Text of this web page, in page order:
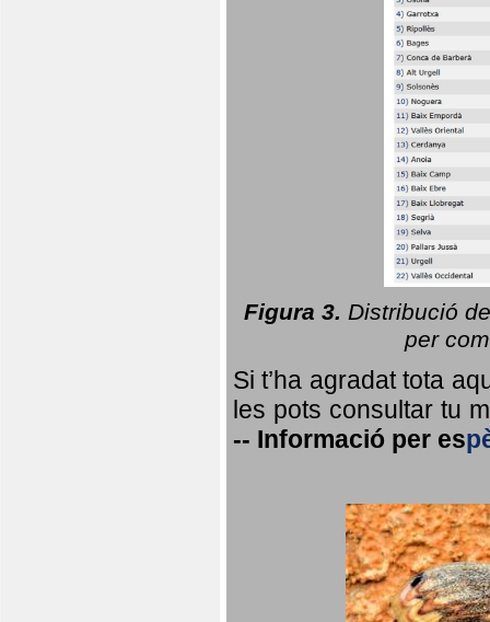
Figura 3. Distribució
per
Si t’ha agradat tota
les pots consultar tu
-- Informació per es